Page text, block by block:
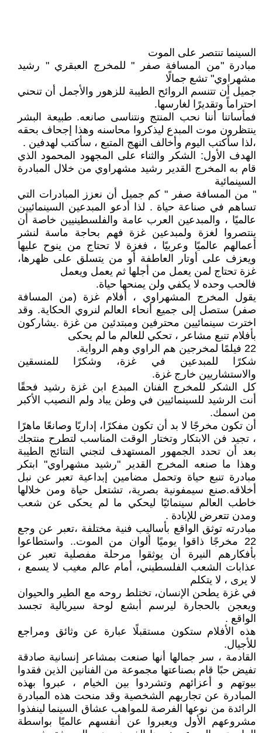
السينما تنتصر على الموت
مبادرة "من المسافة صفر " للمخرج العبقري " رشيد
مشهراوي" تشع جمالًا
جميل أن تتنسم الروائح الطيبة للزهور والأجمل أن تنحني
احتراماً وتقديرًا لغارسها.
فمأساتنا أننا نحب المنتج ونتناسى صانعه. طبيعة البشر
ينتظرون موت المبدع ليذكروا محاسنه وهذا إجحاف بحقه
،لذا سأكتب اليوم وأخالف النهج المتبع ، سأكتب لهدفين .
الهدف الأول: الشكر والثناء على المجهود المحمود الذي
قام به المخرج القدير رشيد مشهراوي من خلال المبادرة
السينمائية
" من المسافة صفر " كم جميل أن نعزز المبادرات التي
تساهم في صناعة حياة . لذا أدعو المبدعين السينمائيين
عالميًا ، والمبدعين العرب عامة والفلسطينيين خاصة أن
ينتصروا لغزة ولمبدعين غزة فهم بحاجة ماسة لنشر
أعمالهم عالميًا وعربيًا ، فغزة لا تحتاج من ينوح عليها
ويعزف على أوتار العاطفة أو من يتسلق على ظهرها،
غزة تحتاج لمن يعمل من أجلها ثم يعمل ويعمل
فالحب وحده لا يكفي ولن يمنحها حياة.
يقول المخرج المشهراوي ، أفلام غزة (من المسافة
صفر) ستصل إلى جميع أنحاء العالم لنروي الحكاية. وقد
اخترت سينمائيين محترفين ومبتدئين من غزة .يشاركون
بأفلام تنبع مشاعر ، تحكي للعالم ما لم يحكى
22 فيلمًا لمخرجين هم الراوي وهم الرواية.
شكرًا للمبدعين في غزة، وشكرًا للمنسقين
والاستشاريين خارج غزة.
كل الشكر للمخرج الفنان المبدع ابن غزة رشيد فحقًا
أنت الرشيد للسينمائيين في وطن يباد ولم النصيب الأكبر
من اسمك.
أن تكون مخرجًا لا بد أن تكون مفكرًا، إداريًا وصانعًا ماهرًا
، تجيد فن الابتكار وتختار الوقت المناسب لتطرح منتجك
بعد أن تحدد الجمهور المستهدف لتجني النتائج الطيبة
وهذا ما صنعه المخرج القدير "رشيد مشهراوي" ابتكر
مبادرة تنبع حياة وتحمل مضامين إبداعية تعبر عن نبل
أخلاقه.صنع سيمفونية بصرية، تشتعل حياة ومن خلالها
خاطب العالم سينمائيًا ليحكي ما لم يحكى عن شعب
ومدن تتعرض للإبادة .
مبادرته توثق الواقع بأساليب فنية مختلفة ،تعبر عن وجع
22 مخرجًا ذاقوا يوميًا ألوان من الموت.. واستطاعوا
بأفكارهم النيرة أن يوثقوا مرحلة مفصلية تعبر عن
عذابات الشعب الفلسطيني، أمام عالم مغيب لا يسمع ،
لا يرى ، لا يتكلم
في غزة يطحن الإنسان، تختلط روحه مع الطير والحيوان
ويعجن بالحجارة ليرسم أبشع لوحة سيريالية تجسد
الواقع .
هذه الأفلام ستكون مستقبلًا عبارة عن وثائق ومراجع
للأجيال.
القادمة ، سر جمالها أنها صنعت بمشاعر إنسانية صادقة
تفيض حبًا قام بصناعتها مجموعة من الفنانين الذين فقدوا
بيوتهم و أعزائهم وتشردوا بين الخيام ، عبروا بهذه
المبادرة عن تجاربهم الشخصية وقد منحت هذه المبادرة
الرائدة من نوعها الفرصة للمواهب عشاق السينما لينفذوا
مشروعهم الأول ويعبروا عن أنفسهم عالميًا بواسطة